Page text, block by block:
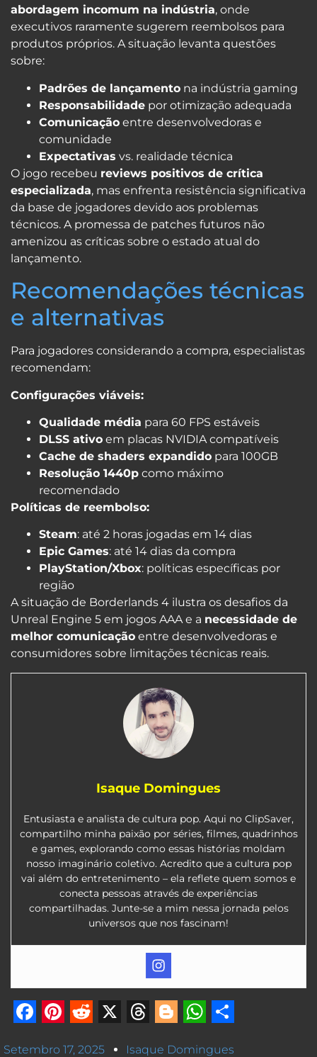
abordagem incomum na indústria, onde
executivos raramente sugerem reembolsos para
produtos próprios. A situação levanta questões
sobre:
Padrões de lançamento na indústria gaming
Responsabilidade por otimização adequada
Comunicação entre desenvolvedoras e
comunidade
Expectativas vs. realidade técnica
O jogo recebeu reviews positivos de crítica
especializada, mas enfrenta resistência significativa
da base de jogadores devido aos problemas
técnicos. A promessa de patches futuros não
amenizou as críticas sobre o estado atual do
lançamento.
Recomendações técnicas
e alternativas
Para jogadores considerando a compra, especialistas
recomendam:
Configurações viáveis:
Qualidade média para 60 FPS estáveis
DLSS ativo em placas NVIDIA compatíveis
Cache de shaders expandido para 100GB
Resolução 1440p como máximo
recomendado
Políticas de reembolso:
Steam: até 2 horas jogadas em 14 dias
Epic Games: até 14 dias da compra
PlayStation/Xbox: políticas específicas por
região
A situação de Borderlands 4 ilustra os desafios da
Unreal Engine 5 em jogos AAA e a necessidade de
melhor comunicação entre desenvolvedoras e
consumidores sobre limitações técnicas reais.
Isaque Domingues
Entusiasta e analista de cultura pop. Aqui no ClipSaver,
compartilho minha paixão por séries, filmes, quadrinhos
e games, explorando como essas histórias moldam
nosso imaginário coletivo. Acredito que a cultura pop
vai além do entretenimento – ela reflete quem somos e
conecta pessoas através de experiências
compartilhadas. Junte-se a mim nessa jornada pelos
universos que nos fascinam!
Setembro 17, 2025 Isaque Domingues